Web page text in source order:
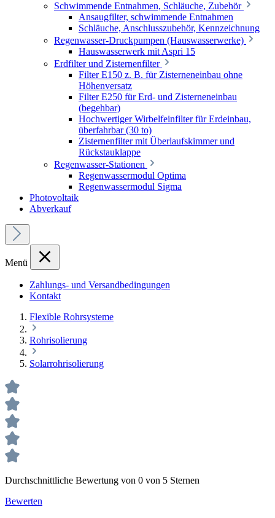
Schwimmende Entnahmen, Schläuche, Zubehör
Ansaugfilter, schwimmende Entnahmen
Schläuche, Anschlusszubehör, Kennzeichnung
Regenwasser-Druckpumpen (Hauswasserwerke)
Hauswasserwerk mit Aspri 15
Erdfilter und Zisternenfilter
Filter E150 z. B. für Zisterneneinbau ohne
Höhenversatz
Filter E250 für Erd- und Zisterneneinbau
(begehbar)
Hochwertiger Wirbelfeinfilter für Erdeinbau,
überfahrbar (30 to)
Zisternenfilter mit Überlaufskimmer und
Rückstauklappe
Regenwasser-Stationen
Regenwassermodul Optima
Regenwassermodul Sigma
Photovoltaik
Abverkauf
Menü
Zahlungs- und Versandbedingungen
Kontakt
Flexible Rohrsysteme
Rohrisolierung
Solarrohrisolierung
Durchschnittliche Bewertung von 0 von 5 Sternen
Bewerten